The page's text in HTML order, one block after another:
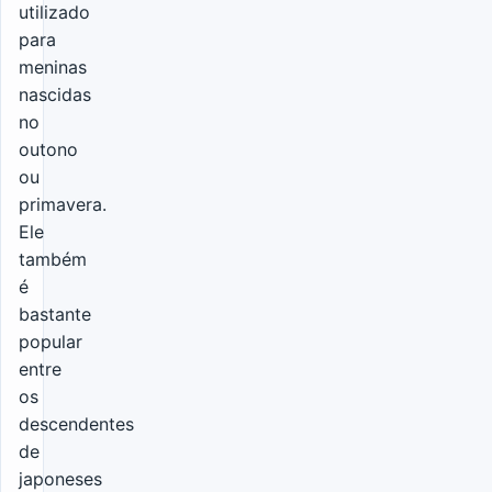
utilizado
para
meninas
nascidas
no
outono
ou
primavera.
Ele
também
é
bastante
popular
entre
os
descendentes
de
japoneses